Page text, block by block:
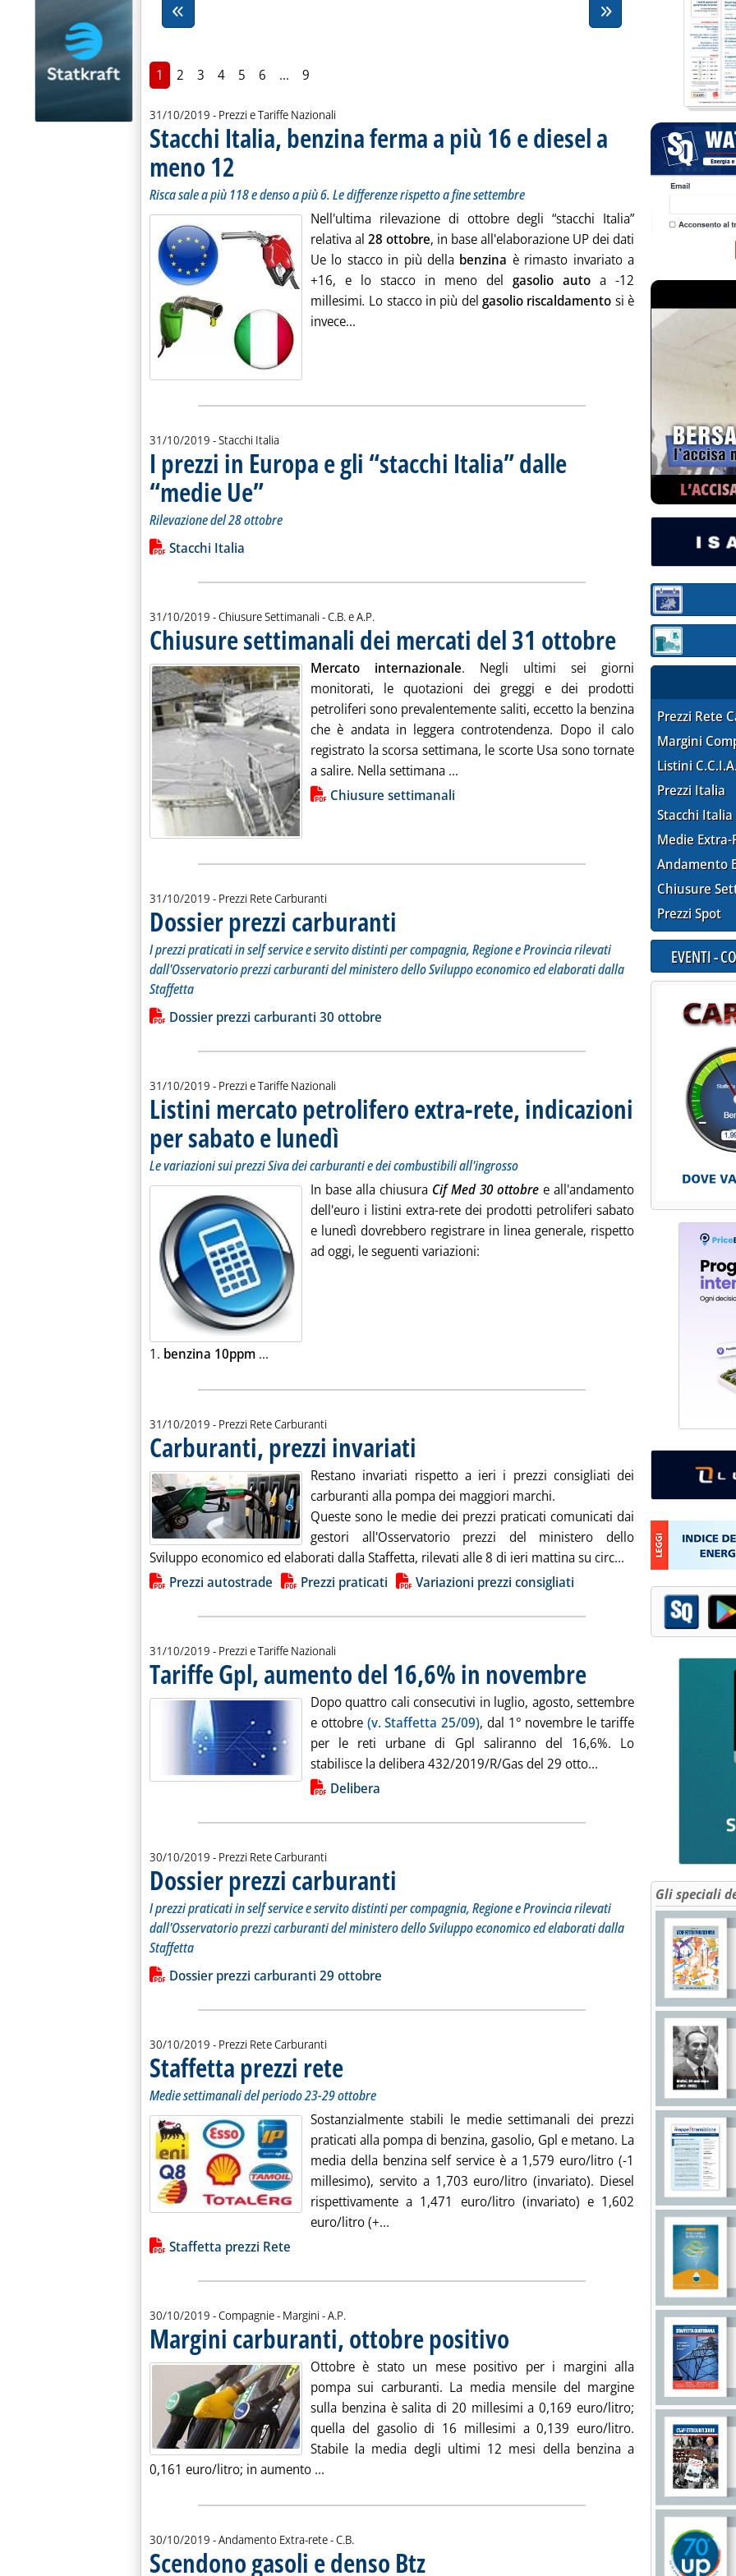
1 2 3 4 5 6 ... 9
31/10/2019 - Prezzi e Tariffe Nazionali
Stacchi Italia, benzina ferma a più 16 e diesel a
meno 12 . Sottotitolo: Risca sale a più 118 e denso a più 6. Le differenze rispetto a fine settembre
Risca sale a più 118 e denso a più 6. Le differenze rispetto a fine settembre
Nell'ultima rilevazione di ottobre degli “stacchi Italia”
relativa al 28 ottobre, in base all'elaborazione UP dei dati
Ue lo stacco in più della benzina è rimasto invariato a
+16, e lo stacco in meno del gasolio auto a -12
millesimi. Lo stacco in più del gasolio riscaldamento si è
invece... Leggi tutta la notizia: 'Stacchi Italia, benzina ferma a più 16 e
31/10/2019 - Stacchi Italia
I prezzi in Europa e gli “stacchi Italia” dalle
“medie Ue”. Sottotitolo: Rilevazione del 28 ottobre
. Pubblicata giovedì 31 ottobre 2019 alle 16.39.
Rilevazione del 28 ottobre
Leggi tutta la notizia: 'I prezzi in Europa e gli “stacchi Italia” dalle “medie Ue” '
Lista allegati PDF alla notizia
Stacchi Italia
31/10/2019 - Chiusure Settimanali -di:
C.B. e A.P.
Chiusure settimanali dei mercati del 31 ottobre . Pubblicata giovedì 31
Mercato internazionale. Negli ultimi sei giorni
monitorati, le quotazioni dei greggi e dei prodotti
petroliferi sono prevalentemente saliti, eccetto la benzina
che è andata in leggera controtendenza. Dopo il calo
registrato la scorsa settimana, le scorte Usa sono tornate
a salire. Nella settimana ... Leggi tutta la notizia: 'Chiusure settimanali
Lista allegati PDF alla notiziaChiusure settimanali
31/10/2019 - Prezzi Rete Carburanti
Dossier prezzi carburanti . Sottotitolo: I prezzi praticati in self service e servito distinti per compagnia,
I prezzi praticati in self service e servito distinti per compagnia, Regione e Provincia rilevati
dall'Osservatorio prezzi carburanti del ministero dello Sviluppo economico ed elaborati dalla
Staffetta
Leggi tutta la notizia: 'Dossier prezzi carburanti'
Lista allegati PDF alla notizia
Dossier prezzi carburanti 30 ottobre
31/10/2019 - Prezzi e Tariffe Nazionali
Listini mercato petrolifero extra-rete, indicazioni
per sabato e lunedì
Le variazioni sui prezzi Siva dei carburanti e dei combustibili all'ingrosso
In base alla chiusura Cif Med 30 ottobre e all'andamento
dell'euro i listini extra-rete dei prodotti petroliferi sabato
e lunedì dovrebbero registrare in linea generale, rispetto
ad oggi, le seguenti variazioni:
1. benzina 10ppm ... Leggi tutta la notizia: 'Listini mercato petrolifero extra-rete, indicazioni per
31/10/2019 - Prezzi Rete Carburanti
Carburanti, prezzi invariati
Restano invariati rispetto a ieri i prezzi consigliati dei
carburanti alla pompa dei maggiori marchi.
Queste sono le medie dei prezzi praticati comunicati dai
gestori all'Osservatorio prezzi del ministero dello
Sviluppo economico ed elaborati dalla Staffetta, rilevati alle 8 di ieri mattina su circ... Leggi tutta la
Lista allegati PDF alla notizia
Prezzi autostrade Prezzi praticati Variazioni prezzi consigliati
31/10/2019 - Prezzi e Tariffe Nazionali
Tariffe Gpl, aumento del 16,6% in novembre . Pubblicata giovedì 31 ottobre 2019
Dopo quattro cali consecutivi in luglio, agosto, settembre
e ottobre (v. Staffetta 25/09), dal 1° novembre le tariffe
per le reti urbane di Gpl saliranno del 16,6%. Lo
stabilisce la delibera 432/2019/R/Gas del 29 otto... Leggi tutta la notizia:
Lista allegati PDF alla notizia
Delibera
30/10/2019 - Prezzi Rete Carburanti
Dossier prezzi carburanti
I prezzi praticati in self service e servito distinti per compagnia, Regione e Provincia rilevati
dall'Osservatorio prezzi carburanti del ministero dello Sviluppo economico ed elaborati dalla
Staffetta
Leggi tutta la notizia: 'Dossier prezzi carburanti'
Lista allegati PDF alla notizia
Dossier prezzi carburanti 29 ottobre
30/10/2019 - Prezzi Rete Carburanti
Staffetta prezzi rete
Medie settimanali del periodo 23-29 ottobre
Sostanzialmente stabili le medie settimanali dei prezzi
praticati alla pompa di benzina, gasolio, Gpl e metano. La
media della benzina self service è a 1,579 euro/litro (-1
millesimo), servito a 1,703 euro/litro (invariato). Diesel
rispettivamente a 1,471 euro/litro (invariato) e 1,602
euro/litro (+...
Lista allegati PDF alla notizia
Staffetta prezzi Rete
30/10/2019 - Compagnie - Margini -di:
A.P.
Margini carburanti, ottobre positivo . Pubblicata mercoledì 30 ottobre 2019 alle 14.55.
Ottobre è stato un mese positivo per i margini alla
pompa sui carburanti. La media mensile del margine
sulla benzina è salita di 20 millesimi a 0,169 euro/litro;
quella del gasolio di 16 millesimi a 0,139 euro/litro.
Stabile la media degli ultimi 12 mesi della benzina a
0,161 euro/litro; in aumento ...
30/10/2019 - Andamento Extra-rete -di:
C.B.
Scendono gasoli e denso Btz. Sottotitolo: Andamento dei prezzi sul mercato extra-rete
. Pubblicata mercoledì 30 ottobre 2019 alle 14.41.
Sezione:
Sezione:
Prezzi Rete
Margini
Listini
Prezzi Italia
Stacchi Italia
Medie Extra-
Andamento
Chiusure
Prezzi Spot
EVENTI -
Gli speciali